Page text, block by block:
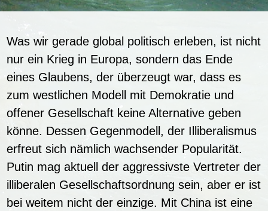
Was wir gerade global politisch erleben, ist nicht
nur ein Krieg in Europa, sondern das Ende
eines Glaubens, der überzeugt war, dass es
zum westlichen Modell mit Demokratie und
offener Gesellschaft keine Alternative geben
könne. Dessen Gegenmodell, der Illiberalismus
erfreut sich nämlich wachsender Popularität.
Putin mag aktuell der aggressivste Vertreter der
illiberalen Gesellschaftsordnung sein, aber er ist
bei weitem nicht der einzige. Mit China ist eine